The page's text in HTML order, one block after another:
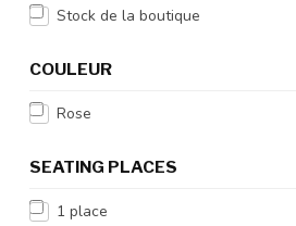
Stock de la boutique
COULEUR
Rose
SEATING PLACES
1 place